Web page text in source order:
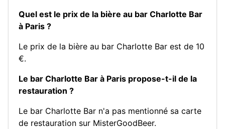
Quel est le prix de la bière au bar Charlotte Bar
à Paris ?
Le prix de la bière au bar Charlotte Bar est de 10
€.
Le bar Charlotte Bar à Paris propose-t-il de la
restauration ?
Le bar Charlotte Bar n'a pas mentionné sa carte
de restauration sur MisterGoodBeer.